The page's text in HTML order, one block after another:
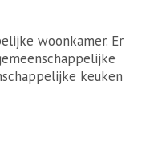
woonkamer. Er
keuken